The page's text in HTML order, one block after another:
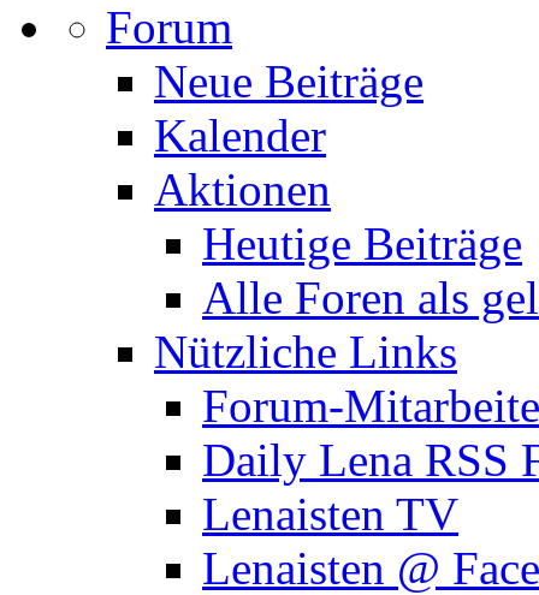
Forum
Neue Beiträge
Kalender
Aktionen
Heutige Beiträge
Alle Foren als
Nützliche Links
Forum-
Daily Lena RSS
Lenaisten TV
Lenaisten @